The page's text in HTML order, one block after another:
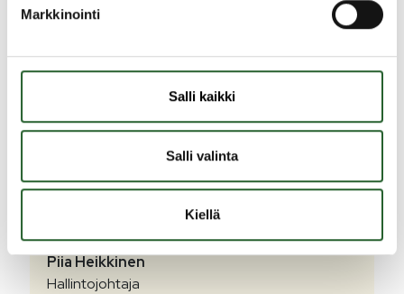
Markkinointi
Salli kaikki
Salli valinta
Kiellä
Talousarvio 2020 (PDF)
Talousarvio 2019 (PDF)
Talousarvio 2018 (PDF)
Yhteystiedot
Piia Heikkinen
Hallintojohtaja